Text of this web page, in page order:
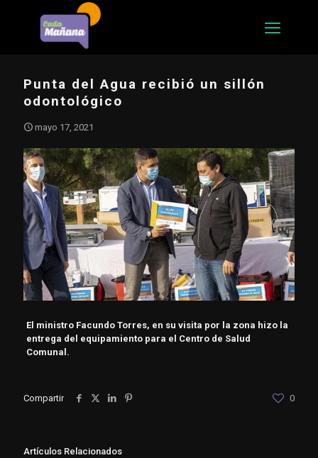
Punta del Agua recibió un sillón
odontológico
mayo 17, 2021
El ministro Facundo Torres, en su visita por la zona hizo la
entrega del equipamiento para el Centro de Salud
Comunal.
Compartir 0
Artículos Relacionados